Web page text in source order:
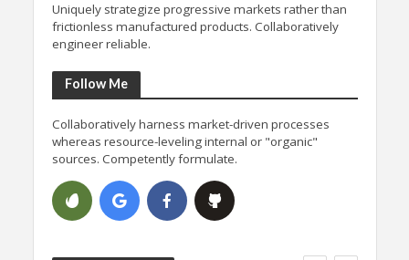
Uniquely strategize progressive markets rather than
frictionless manufactured products. Collaboratively
engineer reliable.
Follow Me
Collaboratively harness market-driven processes
whereas resource-leveling internal or "organic"
sources. Competently formulate.